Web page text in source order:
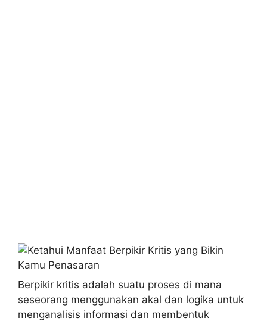
Berpikir kritis adalah suatu proses di mana
seseorang menggunakan akal dan logika untuk
menganalisis informasi dan membentuk